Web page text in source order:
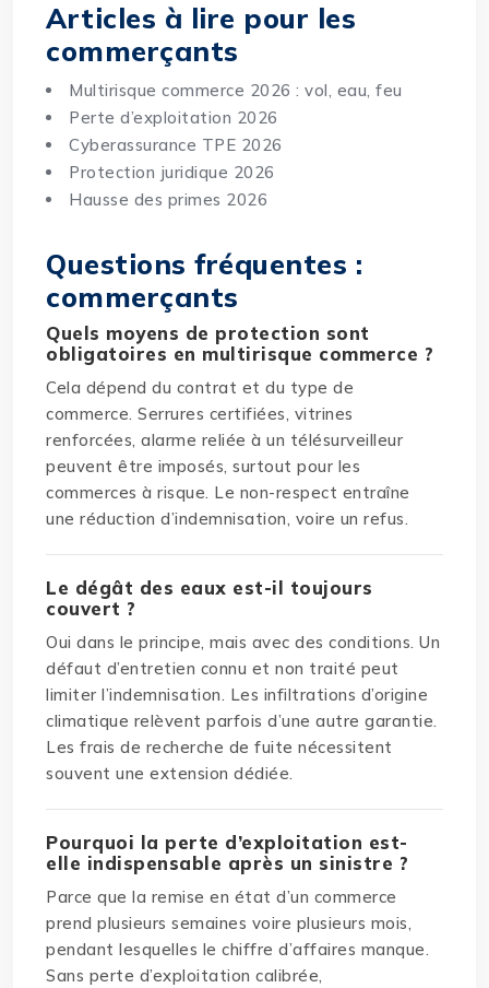
Articles à lire pour les
commerçants
Multirisque commerce 2026 : vol, eau, feu
Perte d’exploitation 2026
Cyberassurance TPE 2026
Protection juridique 2026
Hausse des primes 2026
Questions fréquentes :
commerçants
Quels moyens de protection sont
obligatoires en multirisque commerce ?
Cela dépend du contrat et du type de
commerce. Serrures certifiées, vitrines
renforcées, alarme reliée à un télésurveilleur
peuvent être imposés, surtout pour les
commerces à risque. Le non-respect entraîne
une réduction d’indemnisation, voire un refus.
Le dégât des eaux est-il toujours
couvert ?
Oui dans le principe, mais avec des conditions. Un
défaut d’entretien connu et non traité peut
limiter l’indemnisation. Les infiltrations d’origine
climatique relèvent parfois d’une autre garantie.
Les frais de recherche de fuite nécessitent
souvent une extension dédiée.
Pourquoi la perte d’exploitation est-
elle indispensable après un sinistre ?
Parce que la remise en état d’un commerce
prend plusieurs semaines voire plusieurs mois,
pendant lesquelles le chiffre d’affaires manque.
Sans perte d’exploitation calibrée,